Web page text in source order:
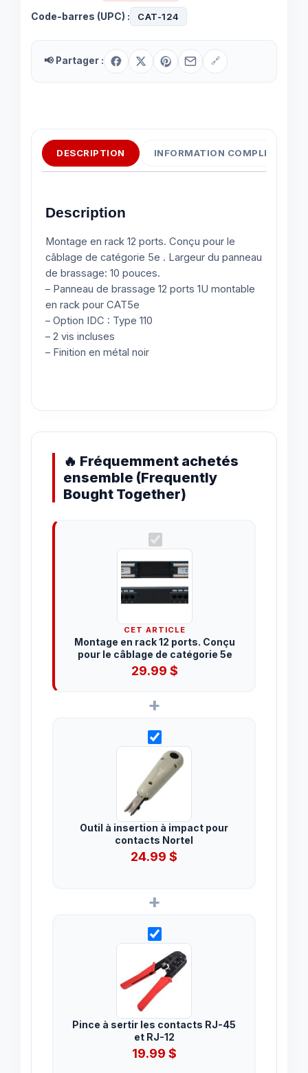
Code-barres (UPC) : CAT-124
📢 Partager : 🔗
DESCRIPTION INFORMATION
Description
Montage en rack 12 ports. Conçu pour le
câblage de catégorie 5e . Largeur du panneau
de brassage: 10 pouces.
– Panneau de brassage 12 ports 1U montable
en rack pour CAT5e
– Option IDC : Type 110
– 2 vis incluses
– Finition en métal noir
🔥 Fréquemment achetés
ensemble (Frequently
Bought Together)
CET ARTICLE
Montage en rack 12 ports. Conçu
pour le câblage de catégorie 5e
29.99$
+
Outil à insertion à impact pour
contacts Nortel
24.99 $
+
Pince à sertir les contacts RJ-45
et RJ-12
19.99 $